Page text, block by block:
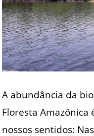
A abundância da
Floresta Amazônica
nossos sentidos: